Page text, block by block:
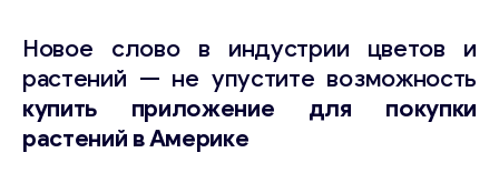
Новое слово в индустрии цветов и
растений — не упустите возможность
купить приложение для покупки
растений в Америке